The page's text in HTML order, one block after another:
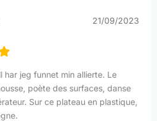
21/09/2023
har jeg funnet min allierte. Le
poète des surfaces, danse
Sur ce plateau en plastique,